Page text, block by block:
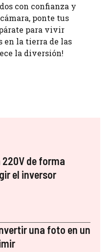
con confianza y
ponte tus
para vivir
la tierra de las
la diversión!
de forma
el inversor
una foto en un